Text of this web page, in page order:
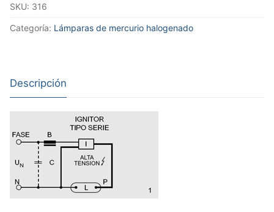
SKU: 316
Categoría: Lámparas de mercurio halogenado
Descripción